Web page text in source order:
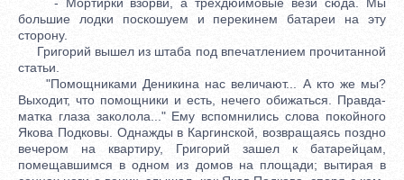
большие лодки поскошуем и перекинем батареи на эту
сторону.
Григорий вышел из штаба под впечатлением прочитанной
статьи.
"Помощниками Деникина нас величают... А кто же мы?
Выходит, что помощники и есть, нечего обижаться. Правда-
матка глаза заколола..." Ему вспомнились слова покойного
Якова Подковы. Однажды в Каргинской, возвращаясь поздно
вечером на квартиру, Григорий зашел к батарейцам,
помещавшимся в одном из домов на площади; вытирая в